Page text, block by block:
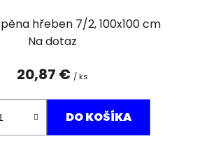
hřeben 7/2, 100x100 cm
Na dotaz
20,87 € / ks
DO KOŠÍKA